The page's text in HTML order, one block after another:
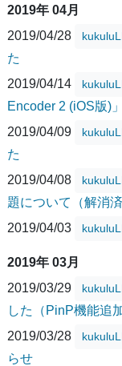
2019年 04月
2019/04/28
た
2019/04/14
Encoder 2 (iOS版)
2019/04/09
た
2019/04/08
題について（解消済
2019/04/03
2019年 03月
2019/03/29
した（PinP機能追加
2019/03/28
らせ